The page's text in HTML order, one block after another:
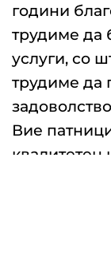
години
трудиме да
услуги, со
трудиме да
Вие
квалитетен